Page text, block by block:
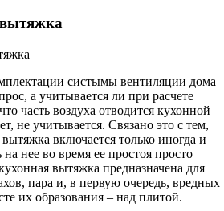
систымы вентиляции дома
а учитывается ли при расчете
часть воздуха отводится кухонной
не учитывается. Связано это с тем,
включается только иногда и
на нее во время ее простоя просто
вытяжка предназначена для
пара и, в первую очередь, вредных
их образования – над плитой.